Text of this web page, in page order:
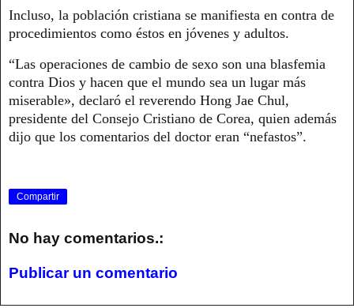
Incluso, la población cristiana se manifiesta en contra de
procedimientos como éstos en jóvenes y adultos.
“Las operaciones de cambio de sexo son una blasfemia
contra Dios y hacen que el mundo sea un lugar más
miserable», declaró el reverendo Hong Jae Chul,
presidente del Consejo Cristiano de Corea, quien además
dijo que los comentarios del doctor eran “nefastos”.
Compartir
No hay comentarios.:
Publicar un comentario